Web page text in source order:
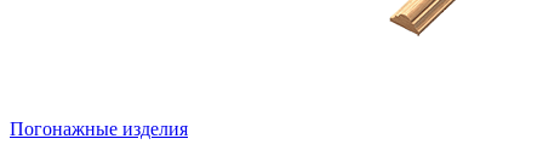
Погонажные изделия